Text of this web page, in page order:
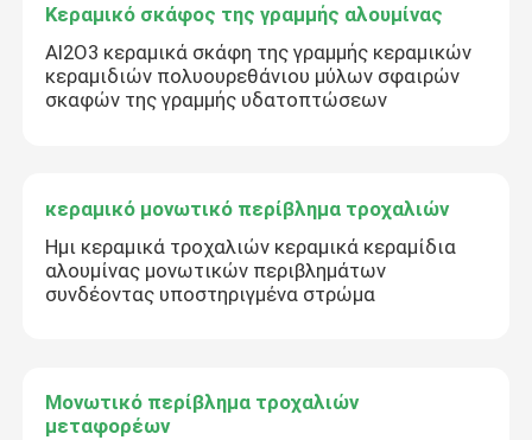
Κεραμικό σκάφος της γραμμής αλουμίνας
AI2O3 κεραμικά σκάφη της γραμμής κεραμικών
κεραμιδιών πολυουρεθάνιου μύλων σφαιρών
σκαφών της γραμμής υδατοπτώσεων
κεραμικό μονωτικό περίβλημα τροχαλιών
Ημι κεραμικά τροχαλιών κεραμικά κεραμίδια
αλουμίνας μονωτικών περιβλημάτων
συνδέοντας υποστηριγμένα στρώμα
Μονωτικό περίβλημα τροχαλιών
μεταφορέων